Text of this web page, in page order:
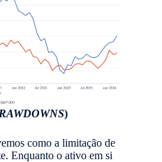
)
como a limitação de
Enquanto o ativo em si